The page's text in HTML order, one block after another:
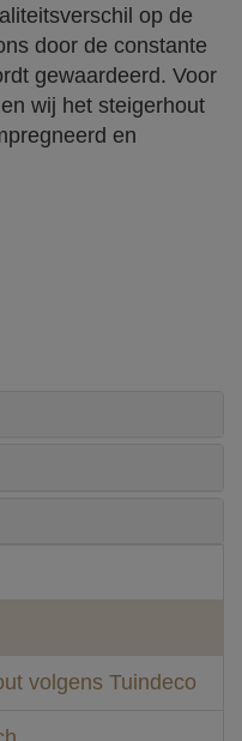
op de
door de constante
gewaardeerd. Voor
wij het steigerhout
en
volgens Tuindeco